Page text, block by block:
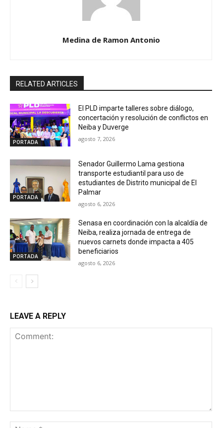
Medina de Ramon Antonio
RELATED ARTICLES
PORTADA
El PLD imparte talleres sobre diálogo,
concertación y resolución de conflictos en
Neiba y Duverge
agosto 7, 2026
PORTADA
Senador Guillermo Lama gestiona
transporte estudiantil para uso de
estudiantes de Distrito municipal de El
Palmar
agosto 6, 2026
PORTADA
Senasa en coordinación con la alcaldía de
Neiba, realiza jornada de entrega de
nuevos carnets donde impacta a 405
beneficiarios
agosto 6, 2026
LEAVE A REPLY